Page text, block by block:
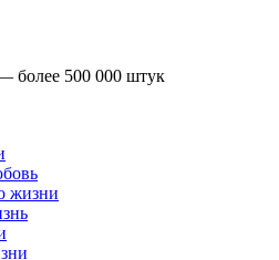
более 500 000 штук
жизни